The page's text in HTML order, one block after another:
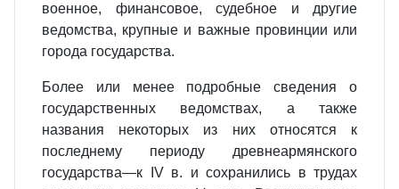
военное, финансовое, судебное и другие
ведомства, крупные и важные провинции или
города государства.
Более или менее подробные сведения о
государственных ведомствах, а также
названия некоторых из них относятся к
последнему периоду древнеармянского
государства—к IV в. и сохранились в трудах